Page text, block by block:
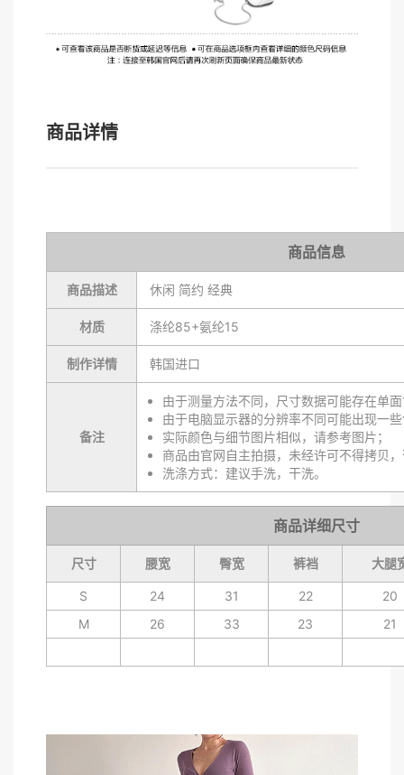
商品详情
商品信息
商品描述 休闲 简约 经典
材质 涤纶85+氨纶15
制作详情 韩国进口
备注
由于测量方法不同，尺寸数据可能存在单
由于电脑显示器的分辨率不同可能出现一
实际颜色与细节图片相似，请参考图片；
商品由官网自主拍摄，未经许可不得拷贝
洗涤方式：建议手洗，干洗。
商品详细尺寸
尺寸 腰宽 臀宽 裤裆 大腿
S 24 31 22
20
M
26 33 23 21